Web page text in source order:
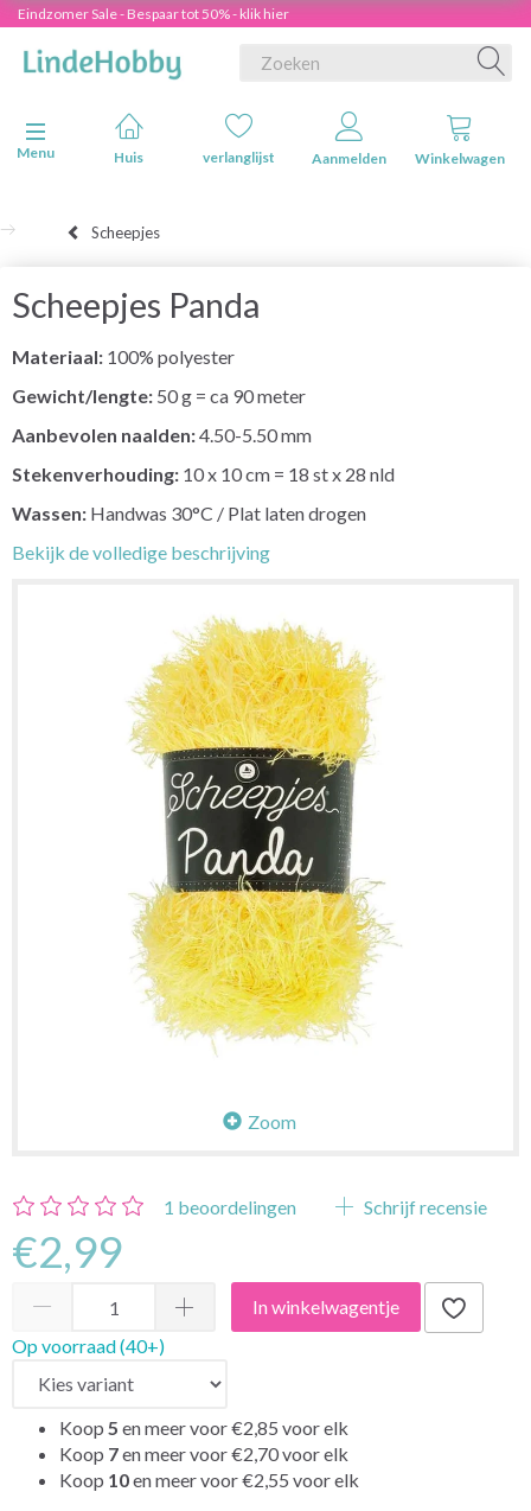
Eindzomer Sale - Bespaar tot 50% - klik hier
Navigatie in-/uitschakelen
Menu
Huis verlanglijst Aanmelden Winkelwagen
Scheepjes
Scheepjes Panda
Materiaal: 100% polyester
Gewicht/lengte: 50 g = ca 90 meter
Aanbevolen naalden:4.50-5.50 mm
Stekenverhouding: 10 x 10 cm = 18 st x 28 nld
Wassen: Handwas 30°C / Plat laten drogen
Bekijk de volledige beschrijving
Zoom
1 beoordelingen Schrijf recensie
€2,99
In winkelwagentje
Op voorraad (40+)
Koop 5 en meer voor€2,85 voor elk
Koop 7en meer voor€2,70voor elk
Koop 10en meer voor€2,55 voor elk